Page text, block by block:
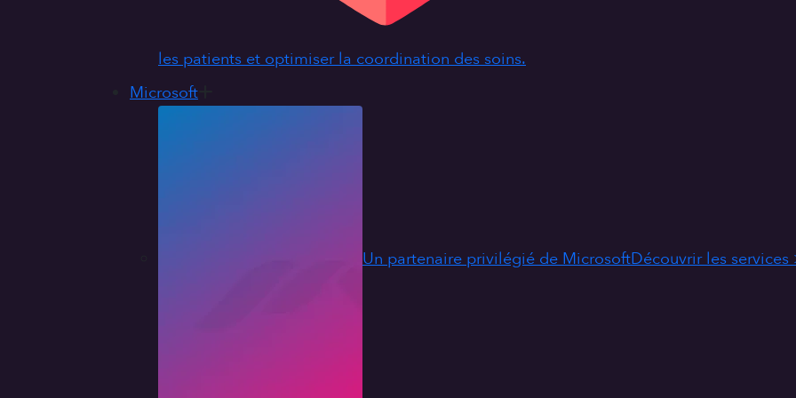
les patients et optimiser la coordination des soins.
Microsoft
Un partenaire privilégié de MicrosoftDécouvrir les services